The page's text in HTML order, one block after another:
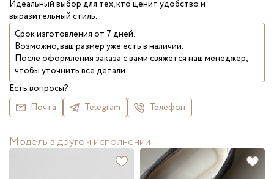
Идеальный выбор для тех, кто ценит удобство и
выразительный стиль.
Срок изготовления от 7 дней.
Возможно, ваш размер уже есть в наличии.
После оформления заказа с вами свяжется наш менеджер,
чтобы уточнить все детали.
Есть вопросы?
Почта
Telegram Телефон
Модель в другом исполнении